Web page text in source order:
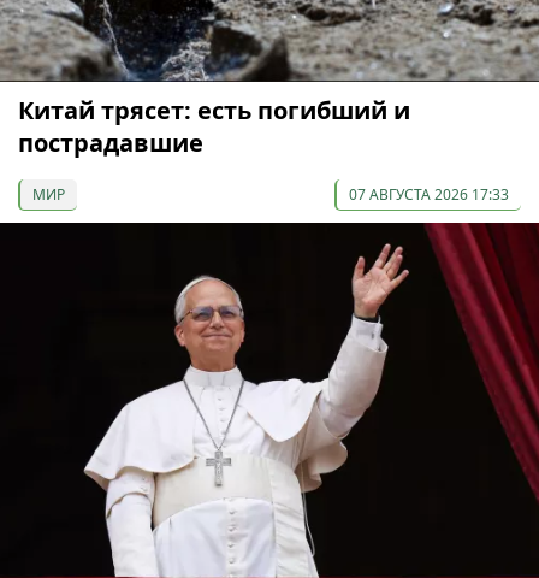
Китай трясет: есть погибший и
пострадавшие
МИР 07 АВГУСТА 2026 17:33